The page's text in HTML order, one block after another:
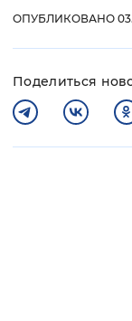
ОПУБЛИКОВАНО
Поделиться